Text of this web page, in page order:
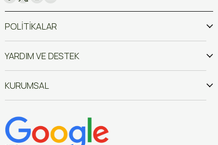
POLİTİKALAR
YARDIM VE DESTEK
KURUMSAL